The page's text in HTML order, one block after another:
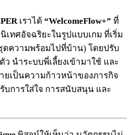
เราได้ “WelcomeFlow+” ที่
เทศอัจฉริยะในรูปแบบเกม ที่เริ่ม
ความพร้อมไปที่บ้าน) โดยปรับ
นำระบบพี่เลี้ยงเข้ามาใช้ และ
ยเป็นความก้าวหน้าของภารกิจ
บการใส่ใจ การสนับสนุน และ